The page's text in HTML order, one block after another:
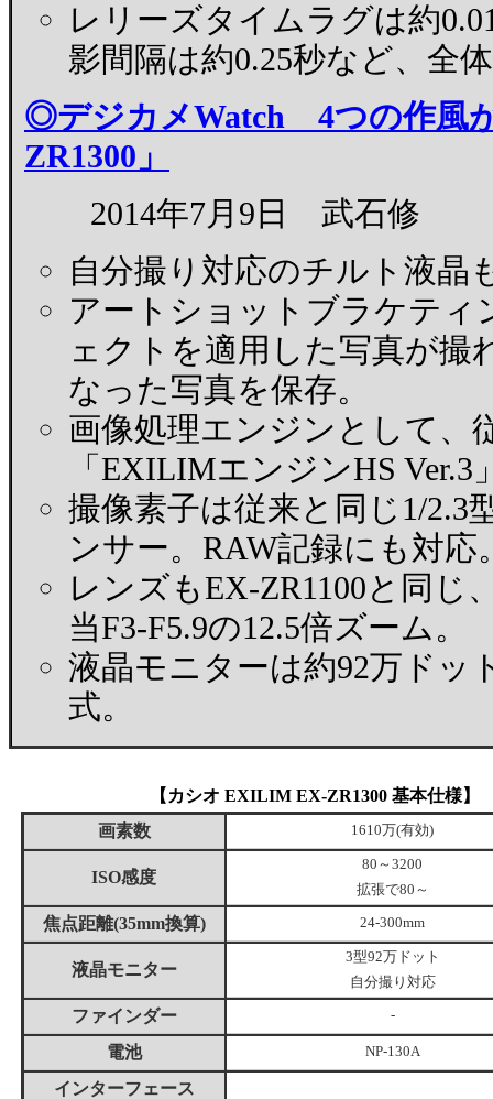
レリーズタイムラグは約
影間隔は約0.25秒など、全
◎デジカメWatch 4つの作風
ZR1300」
2014年7月9日 武石修
自分撮り対応のチルト液晶
アートショットブラケティ
ェクトを適用した写真が撮
なった写真を保存。
画像処理エンジンとして、
「EXILIMエンジンHS Ver.3
撮像素子は従来と同じ1/2.3
ンサー。RAW記録にも対応
レンズもEX-ZR1100と同じ
当F3-F5.9の12.5倍ズーム。
液晶モニターは約92万ドッ
式。
【カシオ EXILIM EX-ZR1300 基本仕様】
画素数
1610万(有効)
ISO感度
80～3200
拡張で80～
焦点距離(35mm換算) 24-300mm
液晶モニター
3型92万ドット
自分撮り対応
ファインダー -
電池 NP-130A
インターフェース